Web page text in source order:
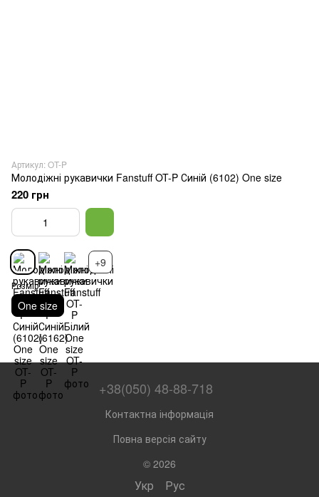
Артикул: OT-P
Молодіжні рукавички Fanstuff OT-P Синій (6102) One size
220 грн
+9
Розмір
One size
+38(050) 48-88-718
Контактна інформація
Повна версія сайту
© 2026
Укр Рус